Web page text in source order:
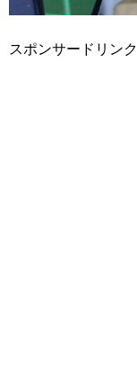
スポンサードリンク